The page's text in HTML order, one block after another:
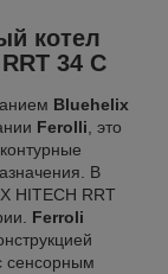
котел
34 C
Bluehelix
Ferolli, это
В
HITECH RRT
Ferroli
сенсорным